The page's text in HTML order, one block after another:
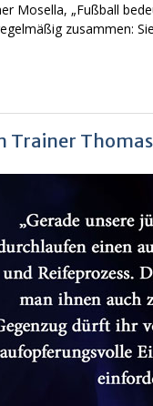
Mosella, „Fußball
zusammen:
Trainer